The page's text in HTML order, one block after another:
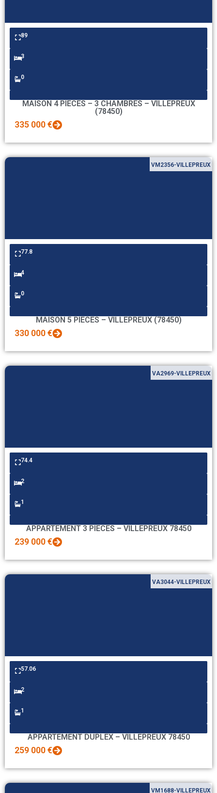
89
3
0
MAISON 4 PIECES – 3 CHAMBRES – VILLEPREUX
(78450)
335 000 €
VM2356-VILLEPREUX
77.8
4
0
MAISON 5 PIECES – VILLEPREUX (78450)
330 000 €
VA2969-VILLEPREUX
74.4
2
1
APPARTEMENT 3 PIECES – VILLEPREUX 78450
239 000 €
VA3044-VILLEPREUX
57.06
2
1
APPARTEMENT DUPLEX – VILLEPREUX 78450
259 000 €
VM1688-VILLEPREUX